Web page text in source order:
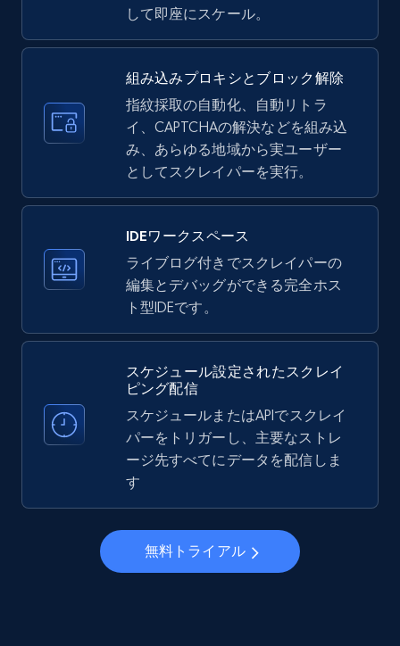
LinkedIn company information
ID, Name, Country code, Locations, Followers,
more.
33.5K+ 3.5K+ 無料トライアル
Instagram - Profiles
Account, Fbid, ID, Followers, Posts count, Is
business account, Is professional account, Is
verified, and more.
3.4K+ 無料トライアル
Instagram - Profiles - Collect profile
information by user name
して即座にスケール。
組み込みプロキシとブロック解除
指紋採取の自動化、自動リトラ
イ、CAPTCHAの解決などを組み込
み、あらゆる地域から実ユーザー
としてスクレイパーを実行。
IDEワークスペース
ライブログ付きでスクレイパーの
編集とデバッグができる完全ホス
ト型IDEです。
スケジュール設定されたスクレイ
ピング配信
スケジュールまたはAPIでスクレイ
パーをトリガーし、主要なストレ
ージ先すべてにデータを配信しま
す
無料トライアル